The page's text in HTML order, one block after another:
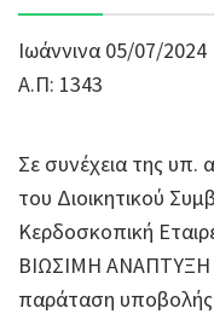
Ιωάννινα 05/07/2024
Α.Π: 1343
Σε συνέχεια της υπ.
του Διοικητικού
Κερδοσκοπική
ΒΙΩΣΙΜΗ ΑΝΑΠΤΥΞΗ
παράταση υποβολής